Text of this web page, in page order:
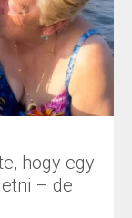
hogy egy
– de